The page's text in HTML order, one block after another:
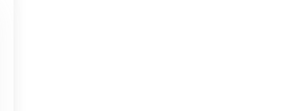
корпуса в единую
помещении.
с формованным дном,